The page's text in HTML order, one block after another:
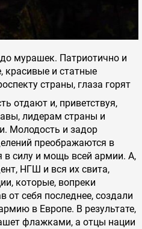
мурашек. Патриотично и
и статные
страны, глаза горят
отдают и, приветствуя,
лидерам страны и
Молодость и задор
преображаются в
в силу и мощь всей армии. А,
НГШ и вся их свита,
которые, вопреки
себя последнее, создали
в Европе. В результате,
флажками, а отцы нации